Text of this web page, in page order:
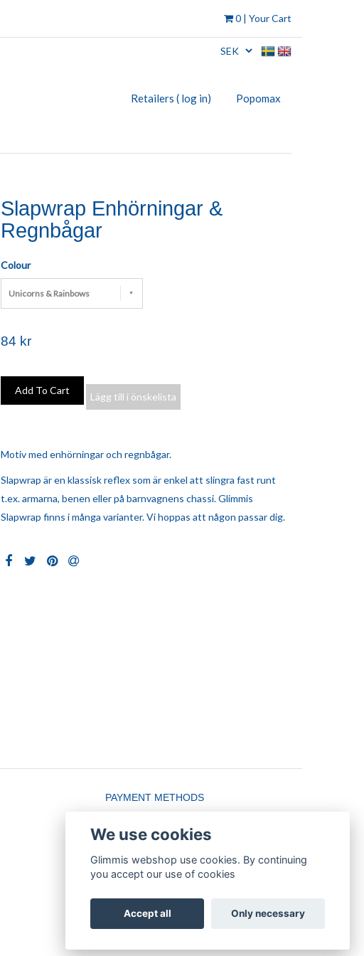
0 | Your Cart
Retailers ( log in) Popomax
Slapwrap Enhörningar &
Regnbågar
Colour
Unicorns & Rainbows
84 kr
Lägg till i önskelista
Motiv med enhörningar och regnbågar.
Slapwrap är en klassisk reflex som är enkel att slingra fast runt
t.ex. armarna, benen eller på barnvagnens chassi. Glimmis
Slapwrap finns i många varianter. Vi hoppas att någon passar dig.
PAYMENT METHODS
We use cookies
Glimmis webshop use cookies. By continuing
you accept our use of cookies
Accept all Only necessary